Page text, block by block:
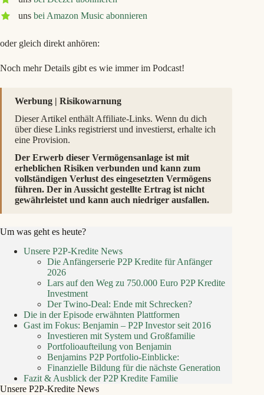
uns bei Amazon Music abonnieren
oder gleich direkt anhören:
Noch mehr Details gibt es wie immer im Podcast!
Werbung | Risikowarnung
Dieser Artikel enthält Affiliate-Links. Wenn du dich
über diese Links registrierst und investierst, erhalte ich
eine Provision.
Der Erwerb dieser Vermögensanlage ist mit
erheblichen Risiken verbunden und kann zum
vollständigen Verlust des eingesetzten Vermögens
führen. Der in Aussicht gestellte Ertrag ist nicht
gewährleistet und kann auch niedriger ausfallen.
Um was geht es heute?
Unsere P2P-Kredite News
Die Anfängerserie P2P Kredite für Anfänger
2026
Lars auf den Weg zu 750.000 Euro P2P Kredite
Investment
Der Twino-Deal: Ende mit Schrecken?
Die in der Episode erwähnten Plattformen
Gast im Fokus: Benjamin – P2P Investor seit 2016
Investieren mit System und Großfamilie
Portfolioaufteilung von Benjamin
Benjamins P2P Portfolio-Einblicke:
Finanzielle Bildung für die nächste Generation
Fazit & Ausblick der P2P Kredite Familie
Unsere P2P-Kredite News